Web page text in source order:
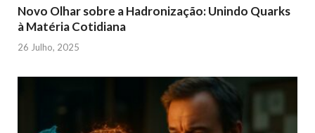
Novo Olhar sobre a Hadronização: Unindo Quarks
à Matéria Cotidiana
26 Julho, 2025